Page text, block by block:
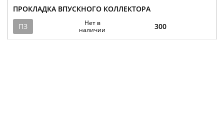
ПРОКЛАДКА ВПУСКНОГО КОЛЛЕКТОРА
ПЗ
Нет в
наличии
300